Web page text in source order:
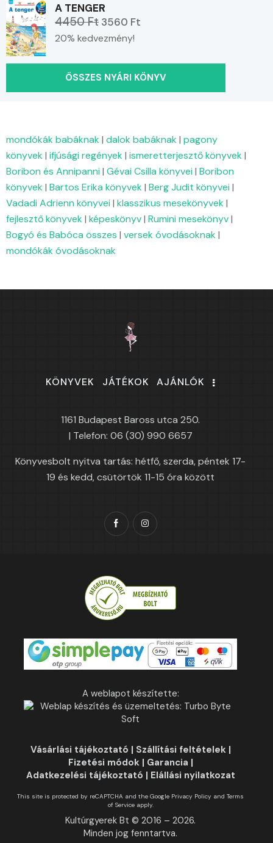
A TENGER
4450 Ft 3560 Ft
20% kedvezmény!
ÖSSZES NYÁRI KÖNYV
mondókák babáknak | dalok babáknak | pagony
könyvek | ifjúsági regények | ismeretterjesztő könyvek |
Boribon és Annipanni | Gévai Csilla könyvei | Boribon
könyvek | Bartos Erika könyvek | Berg Judit könyvei |
Vadadi Adrienn könyvei | klasszikus mesekönyvek |
fejlesztő könyvek | képeskönyv| Rumini mesekönyv|
Bogyó és Babóca összes | versek óvodásoknak |
mondókák óvodásoknak
KÖNYVEK JÁTÉKOK AJÁNLÓK
1161 Budapest Baross utca 250.
| Telefon: 06 (30) 990 6657
Könyvesbolt nyitva tartás: hétfő, szerda, péntek 17-
19 és kedd, csütörtök 11-15 óra között
A weblapot készítette:
Vásárlási tájékoztató | Szállítási feltételek|
Fizetési módok| Garancia |
Adatkezelési tájékoztató | Elállási nyilatkozat
This site is protected by reCAPTCHA and the Google Privacy Policy and Terms
of Serviceapply.
Kultúrgyerek Bt © 2016 – 2026.
Minden jog fenntartva.